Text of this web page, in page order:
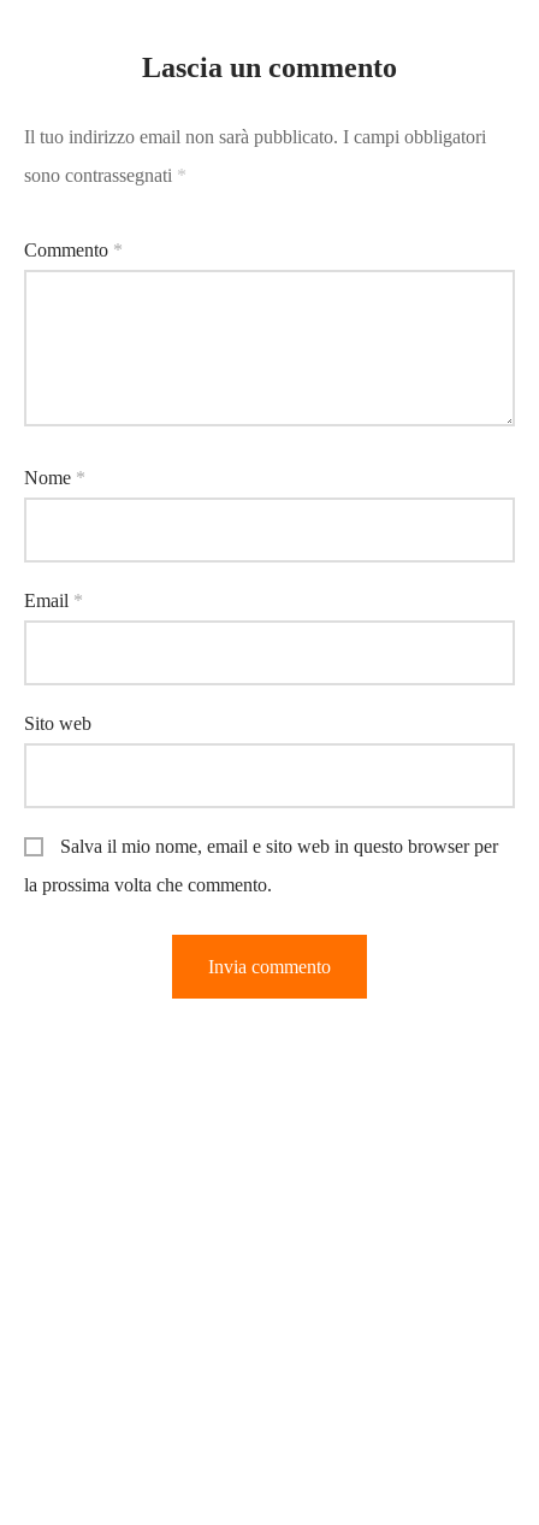
Lascia un commento
Il tuo indirizzo email non sarà pubblicato. I campi obbligatori
sono contrassegnati *
Commento *
Nome *
Email *
Sito web
Salva il mio nome, email e sito web in questo browser per
la prossima volta che commento.